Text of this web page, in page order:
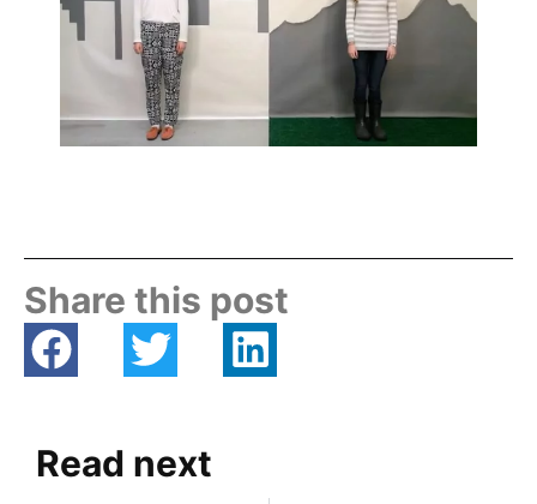
Share this post
Read next